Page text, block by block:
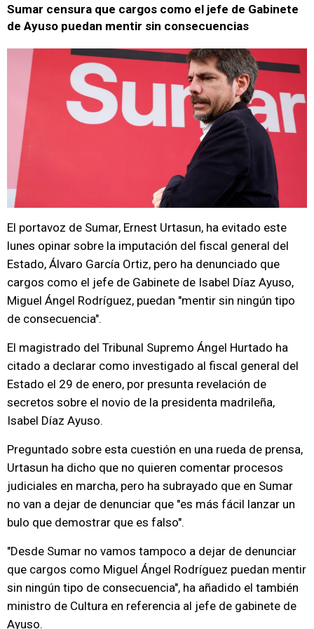
Sumar censura que cargos como el jefe de Gabinete
de Ayuso puedan mentir sin consecuencias
El portavoz de Sumar, Ernest Urtasun, ha evitado este
lunes opinar sobre la imputación del fiscal general del
Estado, Álvaro García Ortiz, pero ha denunciado que
cargos como el jefe de Gabinete de Isabel Díaz Ayuso,
Miguel Ángel Rodríguez, puedan "mentir sin ningún tipo
de consecuencia".
El magistrado del Tribunal Supremo Ángel Hurtado ha
citado a declarar como investigado al fiscal general del
Estado el 29 de enero, por presunta revelación de
secretos sobre el novio de la presidenta madrileña,
Isabel Díaz Ayuso.
Preguntado sobre esta cuestión en una rueda de prensa,
Urtasun ha dicho que no quieren comentar procesos
judiciales en marcha, pero ha subrayado que en Sumar
no van a dejar de denunciar que "es más fácil lanzar un
bulo que demostrar que es falso".
"Desde Sumar no vamos tampoco a dejar de denunciar
que cargos como Miguel Ángel Rodríguez puedan mentir
sin ningún tipo de consecuencia", ha añadido el también
ministro de Cultura en referencia al jefe de gabinete de
Ayuso.